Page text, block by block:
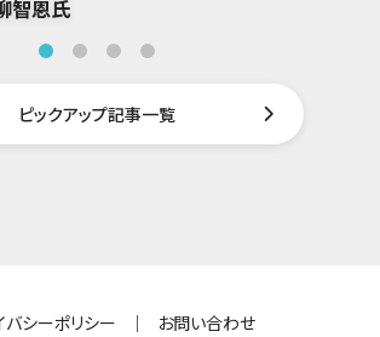
智恩氏
ピックアップ記事一覧
バシーポリシー ｜ お問い合わせ